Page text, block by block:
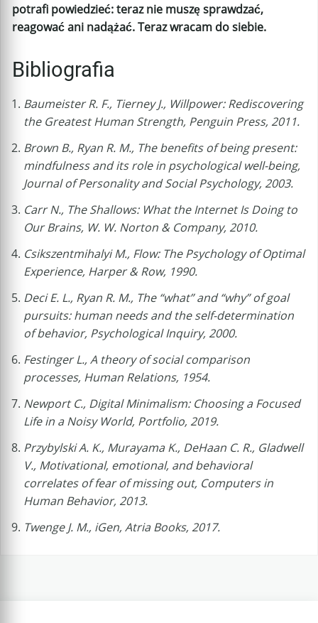
potrafi powiedzieć: teraz nie muszę sprawdzać,
reagować ani nadążać. Teraz wracam do siebie.
Bibliografia
Baumeister R. F., Tierney J., Willpower: Rediscovering
the Greatest Human Strength, Penguin Press, 2011.
Brown B., Ryan R. M., The benefits of being present:
mindfulness and its role in psychological well-being,
Journal of Personality and Social Psychology, 2003.
Carr N., The Shallows: What the Internet Is Doing to
Our Brains, W. W. Norton & Company, 2010.
Csikszentmihalyi M., Flow: The Psychology of Optimal
Experience, Harper & Row, 1990.
Deci E. L., Ryan R. M., The “what” and “why” of goal
pursuits: human needs and the self-determination
of behavior, Psychological Inquiry, 2000.
Festinger L., A theory of social comparison
processes, Human Relations, 1954.
Newport C., Digital Minimalism: Choosing a Focused
Life in a Noisy World, Portfolio, 2019.
Przybylski A. K., Murayama K., DeHaan C. R., Gladwell
V., Motivational, emotional, and behavioral
correlates of fear of missing out, Computers in
Human Behavior, 2013.
Twenge J. M., iGen, Atria Books, 2017.